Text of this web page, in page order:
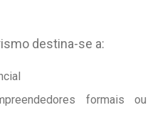
destina-se a:
formais ou